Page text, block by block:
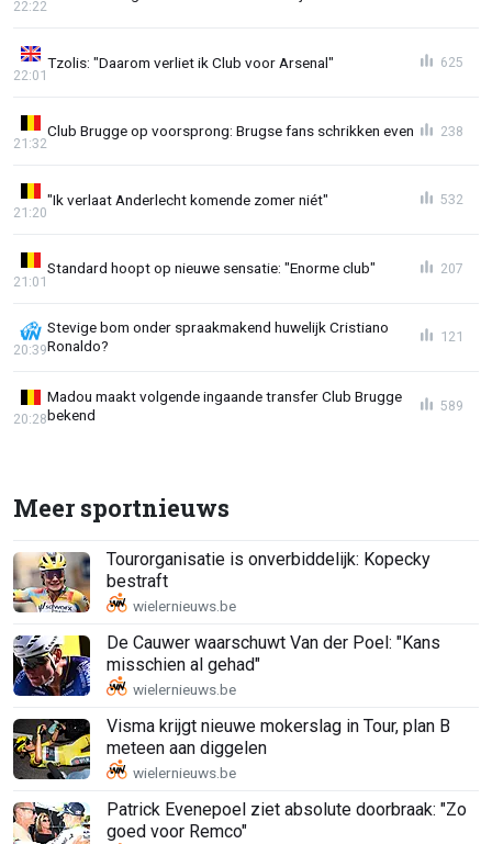
22:22
Tzolis: "Daarom verliet ik Club voor Arsenal"
22:01
625
Club Brugge op voorsprong: Brugse fans schrikken even
21:32
238
"Ik verlaat Anderlecht komende zomer niét"
21:20
532
Standard hoopt op nieuwe sensatie: "Enorme club"
21:01
207
Stevige bom onder spraakmakend huwelijk Cristiano
Ronaldo?
20:39
121
Madou maakt volgende ingaande transfer Club Brugge
bekend
20:28
589
Meer sportnieuws
Tourorganisatie is onverbiddelijk: Kopecky
bestraft
De Cauwer waarschuwt Van der Poel: "Kans
misschien al gehad"
Visma krijgt nieuwe mokerslag in Tour, plan B
meteen aan diggelen
Patrick Evenepoel ziet absolute doorbraak: "Zo
goed voor Remco"